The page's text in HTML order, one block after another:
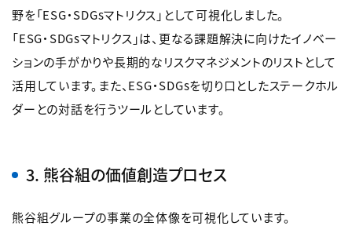
野を「ESG・SDGsマトリクス」として可視化しました。
「ESG・SDGsマトリクス」は、更なる課題解決に向けたイノベー
ションの手がかりや長期的なリスクマネジメントのリストとして
活用しています。また、ESG・SDGsを切り口としたステークホル
ダーとの対話を行うツールとしています。
3. 熊谷組の価値創造プロセス
熊谷組グループの事業の全体像を可視化しています。